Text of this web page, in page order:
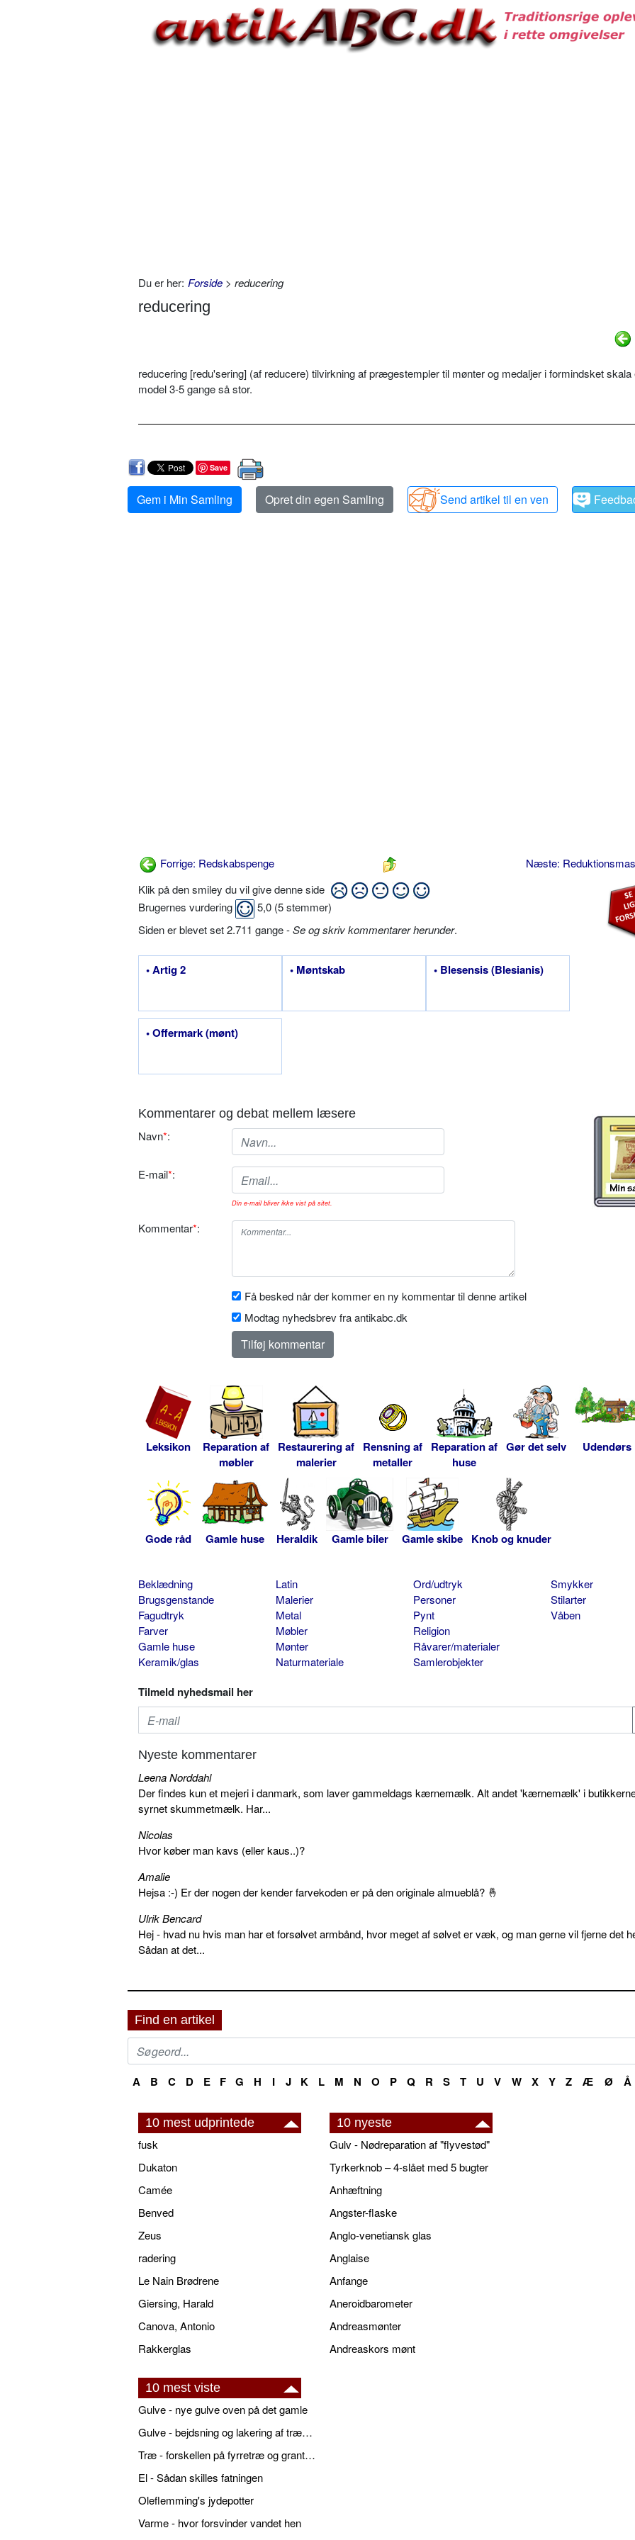
Du er her: Forside > reducering
reducering
reducering [redu'sering] (af reducere) tilvirkning af prægestempler til mønter og medaljer i formindsket skala
model 3-5 gange så stor.
Save
Gem i Min Samling Opret din egen Samling Send artikel til en ven
Forrige: Redskabspenge
Næste:
Klik på den smiley du vil give denne side
Brugernes vurdering
5,0 (5stemmer)
Siden er blevet set 2.711 gange -Se og skriv kommentarer herunder.
• Artig 2 • Møntskab • Blesensis (Blesianis)
• Offermark (mønt)
Kommentarer og debat mellem læsere
Navn*:
E-mail*:
Din e-mail bliver ikke vist på sitet.
Kommentar*:
Få besked når der kommer en ny kommentar til denne artikel
Modtag nyhedsbrev fra antikabc.dk
Leksikon
Reparation af
møbler
Restaurering af
malerier
Rensning af
metaller
Reparation af
huse
Gør det selv Udendørs
Gode råd Gamle huse Heraldik Gamle biler Gamle skibe Knob og knuder
Beklædning
Brugsgenstande
Fagudtryk
Farver
Gamle huse
Keramik/glas
Latin
Malerier
Metal
Møbler
Mønter
Naturmateriale
Ord/udtryk
Personer
Pynt
Religion
Råvarer/materialer
Samlerobjekter
Smykker
Stilarter
Våben
Tilmeld nyhedsmail her
Nyeste kommentarer
Leena Norddahl
Der findes kun et mejeri i danmark, som laver gammeldags kærnemælk. Alt andet 'kærnemælk' i
syrnet skummetmælk. Har...
Nicolas
Hvor køber man kavs (eller kaus..)?
Amalie
Hejsa :-) Er der nogen der kender farvekoden er på den originale almueblå? 🤞
Ulrik Bencard
Hej - hvad nu hvis man har et forsølvet armbånd, hvor meget af sølvet er væk, og man gerne vil fjerne det
Sådan at det...
Find en artikel
A B C D E F G H I J K L M N O P Q R S T U V W X Y Z Æ Ø Å
10 mest udprintede
fusk
Dukaton
Camée
Benved
Zeus
radering
Le Nain Brødrene
Giersing, Harald
Canova, Antonio
Rakkerglas
10 nyeste
Gulv - Nødreparation af "flyvestød"
Tyrkerknob – 4-slået med 5 bugter
Anhæftning
Angster-flaske
Anglo-venetiansk glas
Anglaise
Anfange
Aneroidbarometer
Andreasmønter
Andreaskors mønt
10 mest viste
Gulve - nye gulve oven på det gamle
Gulve - bejdsning og lakering af trægulve
Træ - forskellen på fyrretræ og grantræ
El - Sådan skilles fatningen
Oleflemming's jydepotter
Varme - hvor forsvinder vandet hen